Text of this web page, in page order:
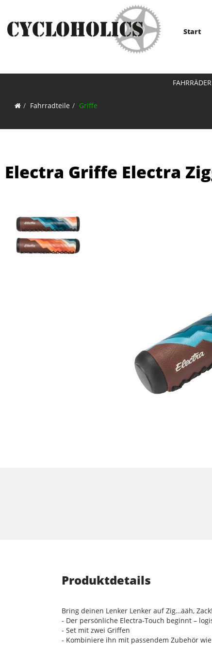
Start
FAHRRÄDER
Fahrradteile Griffe
Electra Griffe Electra
Produktdetails
Bring deinen Lenker Lenker auf Zig…ääh, Zack!
- Der persönliche Electra-Touch beginnt –
- Set mit zwei Griffen
- Kombiniere ihn mit passendem Zubehör